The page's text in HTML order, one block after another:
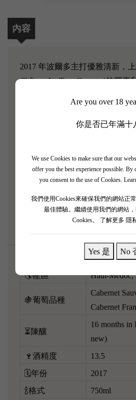
Are you over 18
你是否已年滿十
We use Cookies to make sure that our
offer you the best experience possible. By
you consent to the use of Cookies.
我們使用Cookies來確保我們的網站正
最佳體驗。繼續使用我們的網站
Cookies。
了解更多 隱
Yes 是 No
內容
2017 年波爾多主打優雅清新，
Château La Tour Carnet（拉圖
度。 倒出嚟充滿純淨嘅黑車厘
開胃，單寧幼滑似天鵝絨，完全
渴。 呢支四級莊氣質高雅脫俗
配搭玫瑰豉油雞、燒鴨或者香
🌎產區 Haut-Médoc,
🍇葡萄品種
Cabernet
Cabernet
⏳陳釀
16 months in
new)
🍷酒精度 13.5
🗓️年份 2017
🍾格式 750ml